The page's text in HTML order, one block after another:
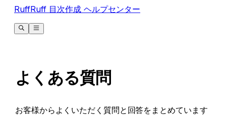
RuffRuff 目次作成 ヘルプセンター
よくある質問
お客様からよくいただく質問と回答をまとめています